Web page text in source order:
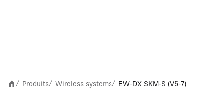
/ Produits/ Wireless systems/ EW-DX SKM-S (V5-7)